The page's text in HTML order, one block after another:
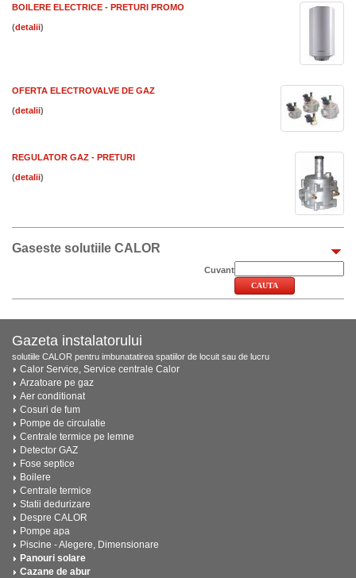
BOILERE ELECTRICE - PRETURI PROMO
( )
OFERTA ELECTROVALVE DE GAZ
( )
REGULATOR GAZ - PRETURI
( )
Gaseste solutiile CALOR
Cuvant
Gazeta instalatorului
solutiile CALOR pentru imbunatatirea spatiilor de locuit sau de lucru
Calor Service, Service centrale Calor
Arzatoare pe gaz
Aer conditionat
Cosuri de fum
Pompe de circulatie
Centrale termice pe lemne
Detector GAZ
Fose septice
Boilere
Centrale termice
Statii dedurizare
Despre CALOR
Pompe apa
Piscine - Alegere, Dimensionare
Panouri solare
Cazane de abur